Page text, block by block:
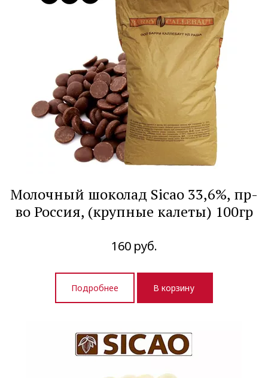
Молочный шоколад Sicao 33,6%, пр-
во Россия, (крупные калеты) 100гр
160 руб.
Подробнее В корзину